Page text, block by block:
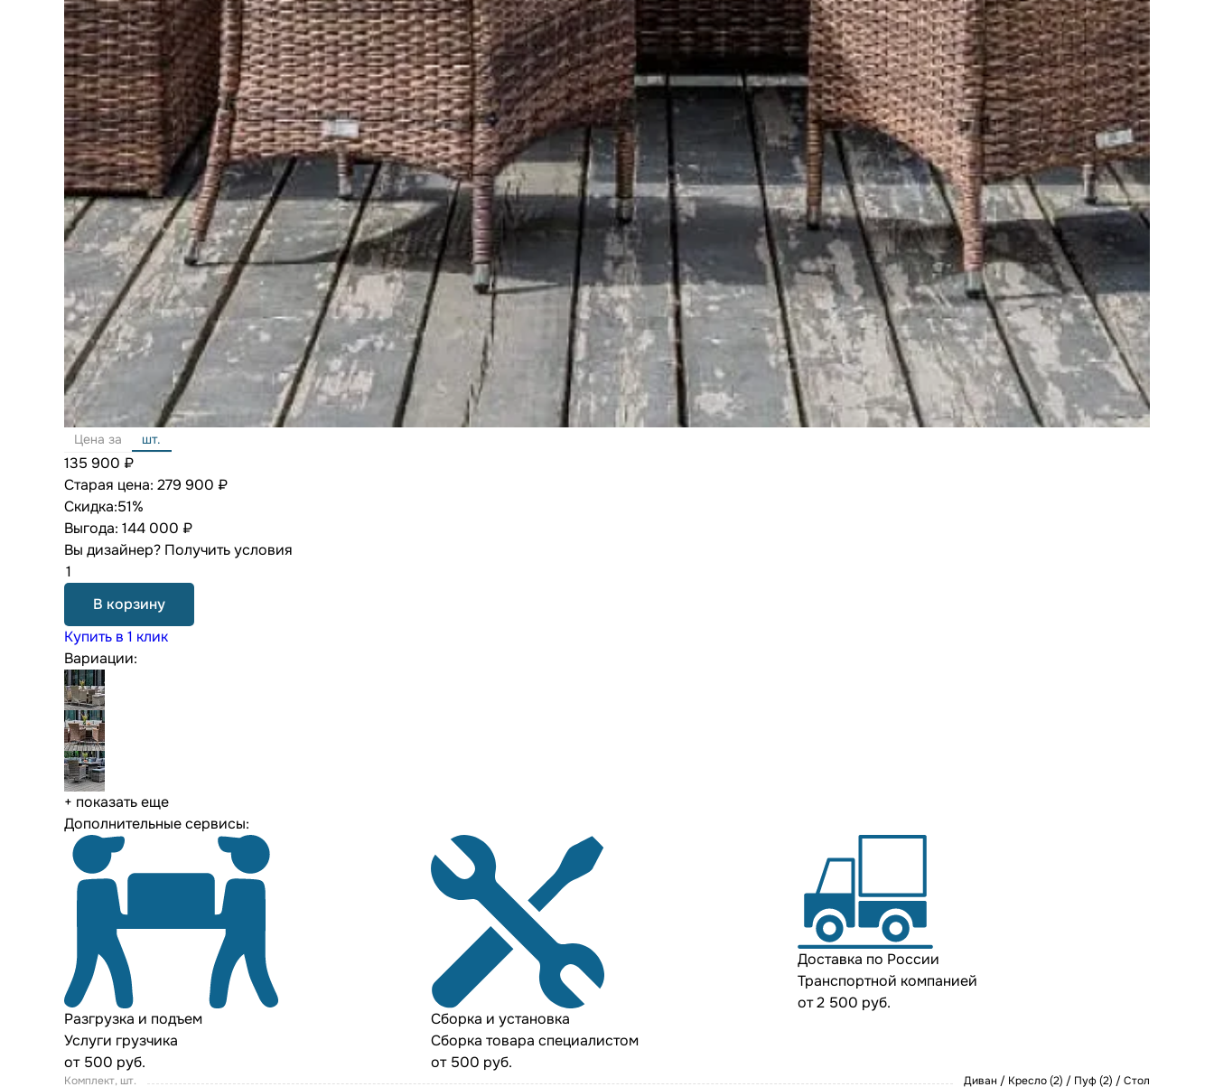
Цена за шт.
135 900 ₽
Старая цена: 279 900 ₽
Скидка:51%
Выгода: 144 000 ₽
Вы дизайнер? Получить условия
В корзину
Купить в 1 клик
Вариации:
+ показать еще
Дополнительные сервисы:
Разгрузка и подъем
Услуги грузчика
от 500 руб.
Сборка и установка
Сборка товара специалистом
от 500 руб.
Доставка по России
Транспортной компанией
от 2 500 руб.
Комплект, шт. Диван / Кресло (2) / Пуф (2) / Стол